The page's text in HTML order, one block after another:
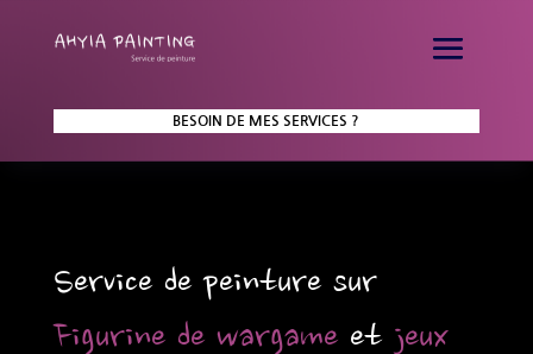
BESOIN DE MES SERVICES ?
Service de peinture sur
Figurine de wargameet jeux